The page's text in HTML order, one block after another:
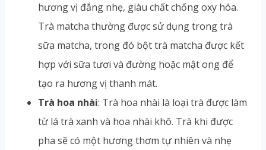
hương vị đắng nhẹ, giàu chất chống oxy hóa.
Trà matcha thường được sử dụng trong trà
sữa matcha, trong đó bột trà matcha được kết
hợp với sữa tươi và đường hoặc mật ong để
tạo ra hương vị thanh mát.
Trà hoa nhài: Trà hoa nhài là loại trà được làm
từ lá trà xanh và hoa nhài khô. Trà khi được
pha sẽ có một hương thơm tự nhiên và nhẹ